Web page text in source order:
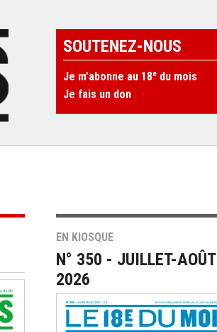
SOUTENEZ-NOUS
Je m’abonne au 18e du mois
Je fais un don
EN KIOSQUE
N° 350 - JUILLET-AOÛT
2026